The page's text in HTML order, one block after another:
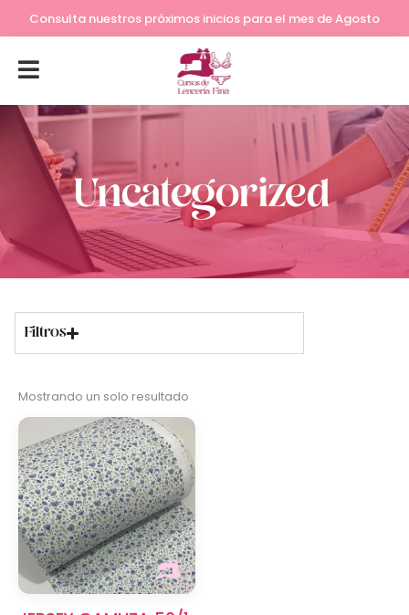
Consulta nuestros próximos inicios para el mes de Agosto
Uncategorized
Filtros
Mostrando un solo resultado